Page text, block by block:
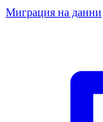
Миграция на данни